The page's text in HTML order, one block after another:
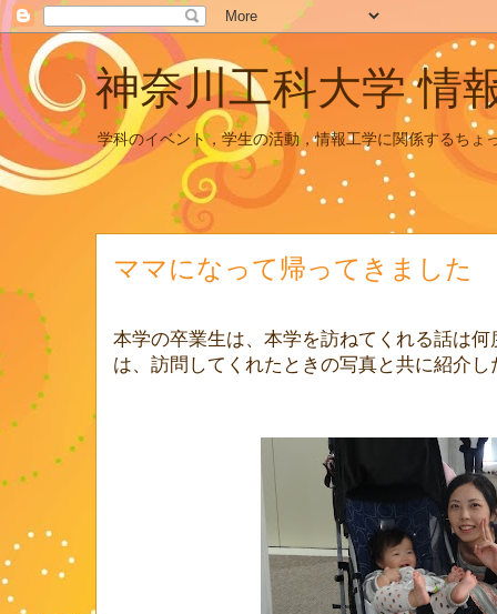
神奈川工科大学 情
学科のイベント，学生の活動，情報工学に関係するちょ
ママになって帰ってきました
本学の卒業生は、本学を訪ねてくれる話は
は、訪問してくれたときの写真と共に紹介